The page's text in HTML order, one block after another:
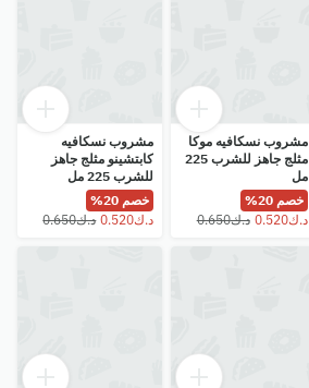
مشروب نسكافيه موكا
مثلج جاهز للشرب 225
مل
خصم 20%
⁦د.ك0.520⁩
⁦د.ك0.650⁩
مشروب نسكافيه
كابتشينو مثلج جاهز
للشرب 225 مل
خصم 20%
⁦د.ك0.650⁩